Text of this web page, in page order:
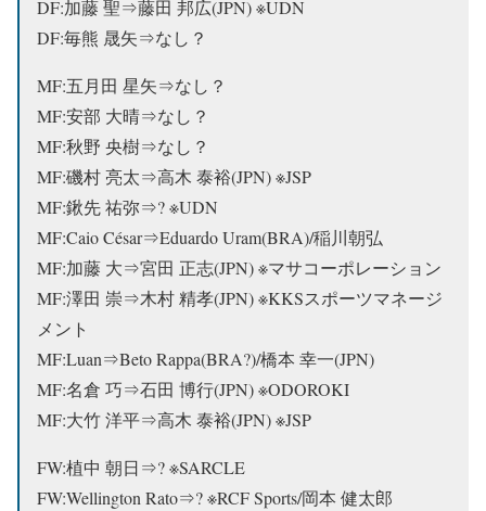
DF:加藤 聖⇒藤田 邦広(JPN) ※UDN
DF:毎熊 晟矢⇒なし？
MF:五月田 星矢⇒なし？
MF:安部 大晴⇒なし？
MF:秋野 央樹⇒なし？
MF:磯村 亮太⇒高木 泰裕(JPN) ※JSP
MF:鍬先 祐弥⇒? ※UDN
MF:Caio César⇒Eduardo Uram(BRA)/稲川朝弘
MF:加藤 大⇒宮田 正志(JPN) ※マサコーポレーション
MF:澤田 崇⇒木村 精孝(JPN) ※KKSスポーツマネージ
メント
MF:Luan⇒Beto Rappa(BRA?)/橋本 幸一(JPN)
MF:名倉 巧⇒石田 博行(JPN) ※ODOROKI
MF:大竹 洋平⇒高木 泰裕(JPN) ※JSP
FW:植中 朝日⇒? ※SARCLE
FW:Wellington Rato⇒? ※RCF Sports/岡本 健太郎